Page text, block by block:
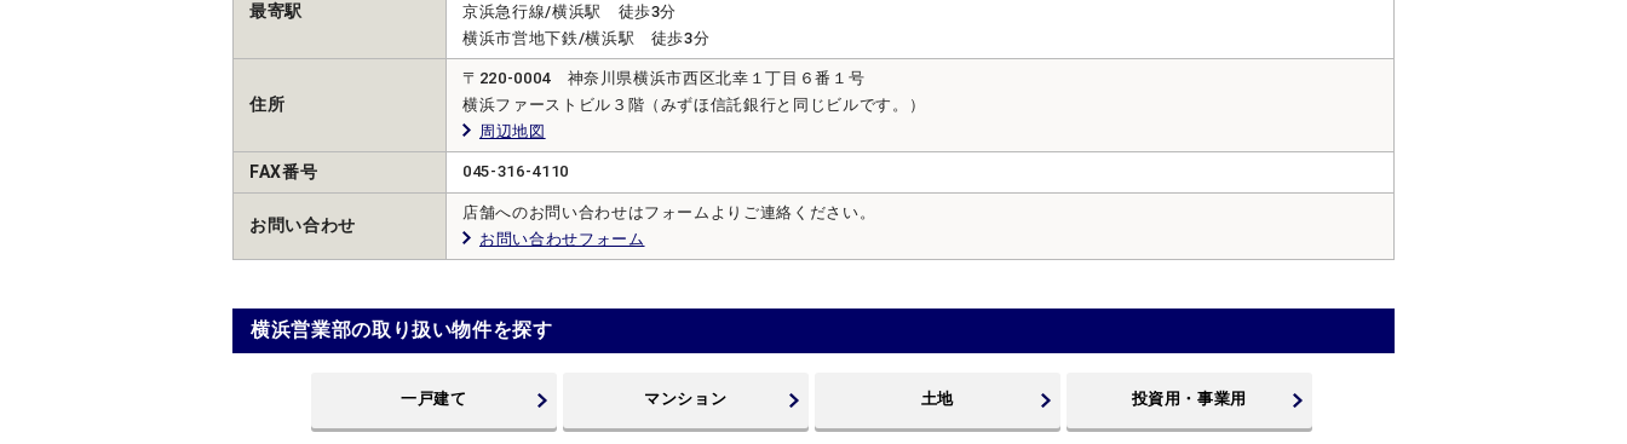
最寄駅
京浜急行線/横浜駅 徒歩3分
横浜市営地下鉄/横浜駅 徒歩3分
住所
〒220-0004 神奈川県横浜市西区北幸１丁目６番１号
横浜ファーストビル３階（みずほ信託銀行と同じビルです。）
周辺地図
FAX番号 045-316-4110
お問い合わせ
店舗へのお問い合わせはフォームよりご連絡ください。
お問い合わせフォーム
横浜営業部の取り扱い物件を探す
一戸建て マンション 土地 投資用・事業用